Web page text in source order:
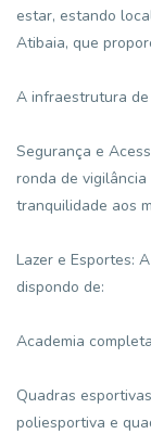
estar, estando
Atibaia, que
A infraestrutura
Segurança e
ronda de
tranquilidade aos
Lazer e Esportes:
dispondo de:
Academia
Quadras
poliesportiva e